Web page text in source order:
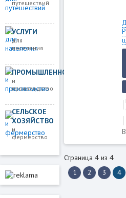
путешествий
УСЛУГИ
для
населения
ПРОМЫШЛЕННОСТЬ
и
производство
СЕЛЬСКОЕ
ХОЗЯЙСТВО
и
фермерство
Страница 4 из 4
1
2 3 4